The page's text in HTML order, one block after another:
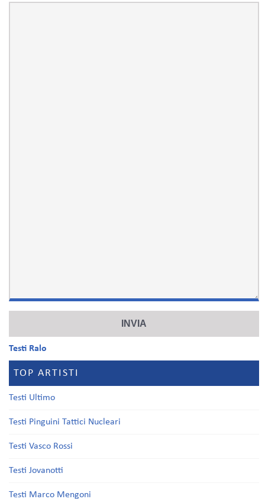
Testi Ralo
TOP ARTISTI
Testi Ultimo
Testi Pinguini Tattici Nucleari
Testi Vasco Rossi
Testi Jovanotti
Testi Marco Mengoni